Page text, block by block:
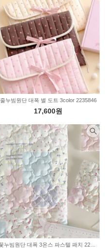
줄누빔원단 대폭 별 도트 3color 2235846
17,600원